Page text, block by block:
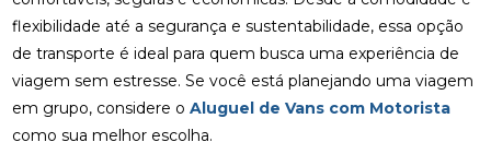
flexibilidade até a segurança e sustentabilidade, essa opção
de transporte é ideal para quem busca uma experiência de
viagem sem estresse. Se você está planejando uma viagem
em grupo, considere oAluguel de Vans com Motorista
como sua melhor escolha.